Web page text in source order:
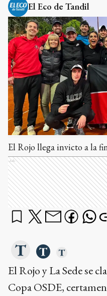
El Eco de Tandil
El Rojo llega invicto a la
Ads
El Rojo y La Sede se
Copa OSDE,